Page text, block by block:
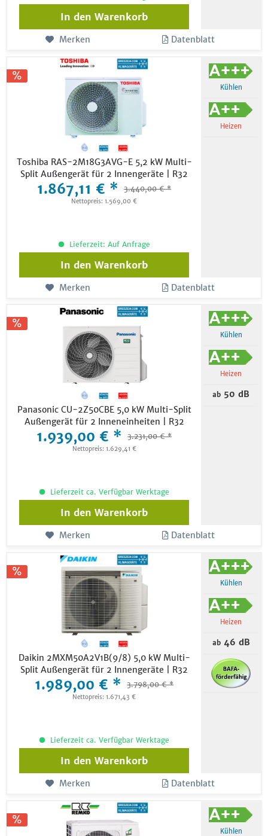
In den Warenkorb
Merken Datenblatt
Toshiba RAS-2M18G3AVG-E 5,2 kW Multi-
Split Außengerät für 2 Innengeräte | R32
1.867,11 € * 3.440,00 € *
Nettopreis: 1.569,00 €
Kühlen
Heizen
Lieferzeit: Auf Anfrage
In den Warenkorb
Merken Datenblatt
Panasonic CU-2Z50CBE 5,0 kW Multi-Split
Außengerät für 2 Inneneinheiten | R32
1.939,00 € * 3.231,00 € *
Nettopreis: 1.629,41 €
Kühlen
Heizen
ab 50 dB
Lieferzeit ca. Verfügbar Werktage
In den Warenkorb
Merken Datenblatt
Daikin 2MXM50A2V1B(9/8) 5,0 kW Multi-
Split Außengerät für 2 Innengeräte | R32
1.989,00 € * 3.798,00 € *
Nettopreis: 1.671,43 €
Kühlen
Heizen
ab46 dB
Lieferzeit ca. Verfügbar Werktage
In den Warenkorb
Merken Datenblatt
Kühlen